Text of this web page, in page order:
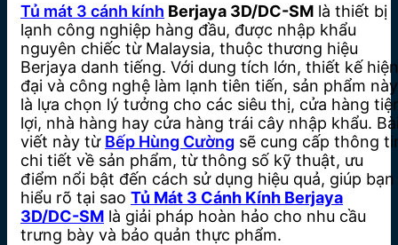
Tủ mát 3 cánh kính Berjaya 3D/DC-SM là thiết bị
lạnh công nghiệp hàng đầu, được nhập khẩu
nguyên chiếc từ Malaysia, thuộc thương hiệu
Berjaya danh tiếng. Với dung tích lớn, thiết kế hiện
đại và công nghệ làm lạnh tiên tiến, sản phẩm này
là lựa chọn lý tưởng cho các siêu thị, cửa hàng
lợi, nhà hàng hay cửa hàng trái cây nhập khẩu.
viết này từ Bếp Hùng Cường sẽ cung cấp thông
chi tiết về sản phẩm, từ thông số kỹ thuật, ưu
điểm nổi bật đến cách sử dụng hiệu quả, giúp bạn
hiểu rõ tại sao Tủ Mát 3 Cánh Kính Berjaya
3D/DC-SM là giải pháp hoàn hảo cho nhu cầu
trưng bày và bảo quản thực phẩm.